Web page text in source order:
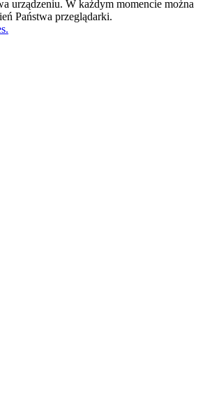
urządzeniu. W każdym momencie można
Państwa przeglądarki.